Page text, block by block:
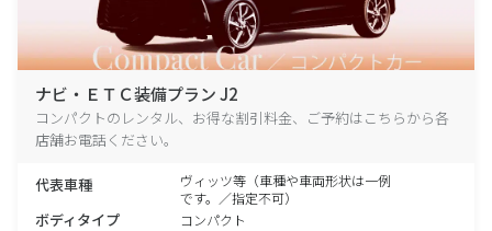
ナビ・ＥＴＣ装備プラン J2
コンパクトのレンタル、お得な割引料金、ご予約はこちらから各
店舗お電話ください。
代表車種
ヴィッツ等（車種や車両形状は一例
です。／指定不可）
ボディタイプ コンパクト